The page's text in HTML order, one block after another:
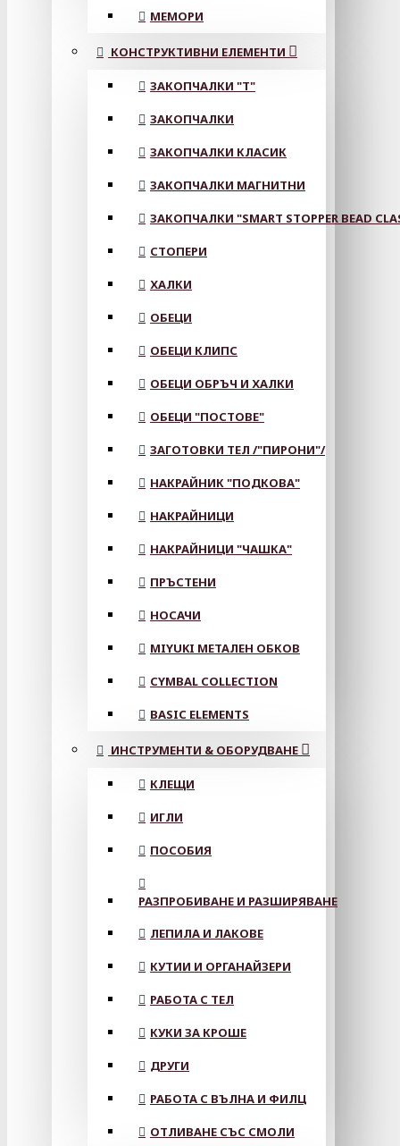
МЕМОРИ
КОНСТРУКТИВНИ ЕЛЕМЕНТИ
ЗАКОПЧАЛКИ "Т"
ЗАКОПЧАЛКИ
ЗАКОПЧАЛКИ КЛАСИК
ЗАКОПЧАЛКИ МАГНИТНИ
ЗАКОПЧАЛКИ "SMART STOPPER BEAD
СТОПЕРИ
ХАЛКИ
ОБЕЦИ
ОБЕЦИ КЛИПС
ОБЕЦИ ОБРЪЧ И ХАЛКИ
ОБЕЦИ "ПОСТОВЕ"
ЗАГОТОВКИ ТЕЛ /"ПИРОНИ"/
НАКРАЙНИК "ПОДКОВА"
НАКРАЙНИЦИ
НАКРАЙНИЦИ "ЧАШКА"
ПРЪСТЕНИ
НОСАЧИ
MIYUKI МЕТАЛЕН ОБКОВ
CYMBAL COLLECTION
BASIC ELEMENTS
ИНСТРУМЕНТИ & ОБОРУДВАНЕ
КЛЕЩИ
ИГЛИ
ПОСОБИЯ
РАЗПРОБИВАНЕ И РАЗШИРЯВАНЕ
ЛЕПИЛА И ЛАКОВЕ
КУТИИ И ОРГАНАЙЗЕРИ
РАБОТА С ТЕЛ
КУКИ ЗА КРОШЕ
ДРУГИ
РАБОТА С ВЪЛНА И ФИЛЦ
ОТЛИВАНЕ СЪС СМОЛИ